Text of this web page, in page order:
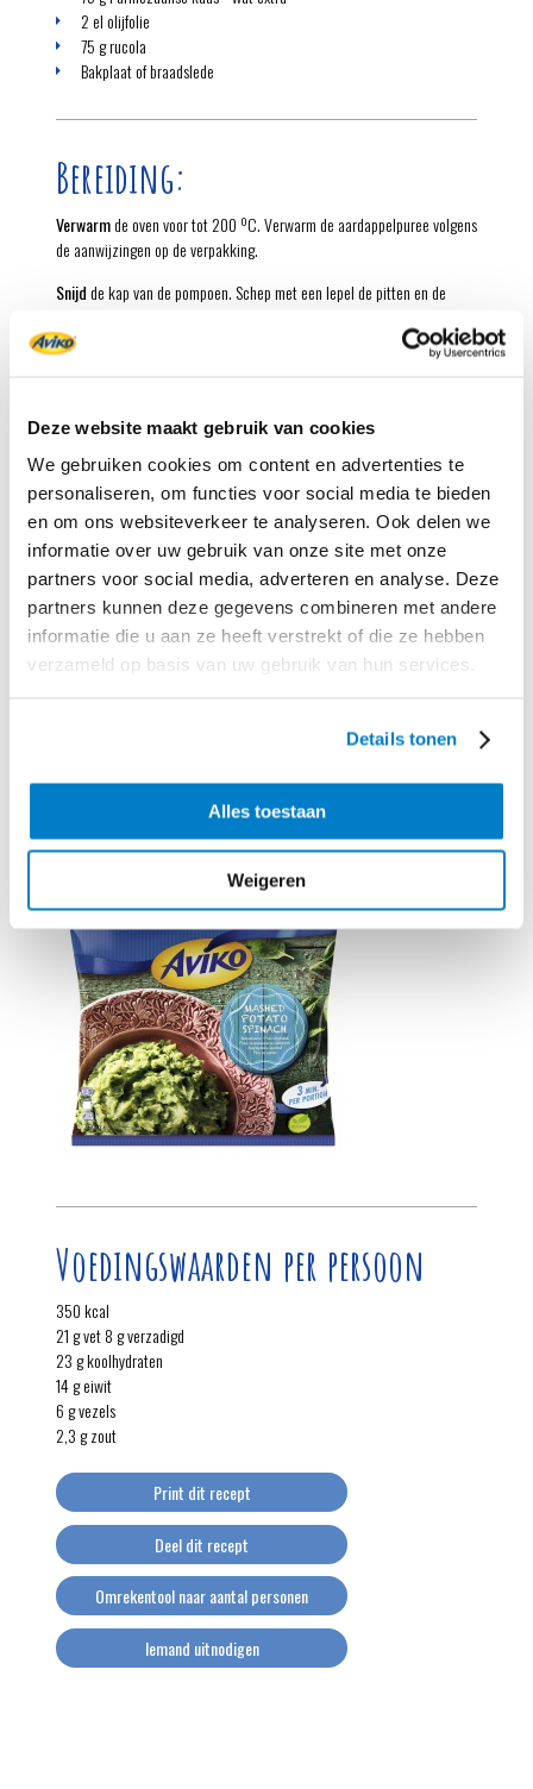
Deze website maakt gebruik van cookies
We gebruiken cookies om content en advertenties te
personaliseren, om functies voor social media te bieden
en om ons websiteverkeer te analyseren. Ook delen we
informatie over uw gebruik van onze site met onze
partners voor social media, adverteren en analyse. Deze
partners kunnen deze gegevens combineren met andere
informatie die u aan ze heeft verstrekt of die ze hebben
verzameld op basis van uw gebruik van hun services.
Details tonen
Alles toestaan
Weigeren
2 el olijfolie
75 g rucola
Bakplaat of braadslede
Bereiding:
Verwarmde oven voor tot 200 ºC. Verwarm de aardappelpuree volgens
de aanwijzingen op de verpakking.
Snijdde kap van de pompoen. Schep met een lepel de pitten en de
Hak
de tomaatjes, olijven en basilicum fijn. Rasp de kaas. Schep de
Schep
de puree in de uitgeholde pompoen(en). Bestrooi met de rest van
de parmezaan en besprenkel met de olijfolie.
Zet de pompoen(en) op de bakplaat en leg de kapjes erbij. Rooster de
pompoen in de voorverwarmde oven in 30-45 minuten gaar, tot de punt
van een scherp mes makkelijk door de pompoen glijdt.
Strooi de rucola op een schaal. Zet er de pompoen(en) op en serveer
met wat extra geraspte Parmezaanse kaas.
Benodigd product
Voedingswaarden per persoon
350 kcal
21 g vet 8 g verzadigd
23 g koolhydraten
14 g eiwit
6 g vezels
2,3 g zout
Print dit recept
Deel dit recept
Omrekentool naar aantal personen
Iemand uitnodigen